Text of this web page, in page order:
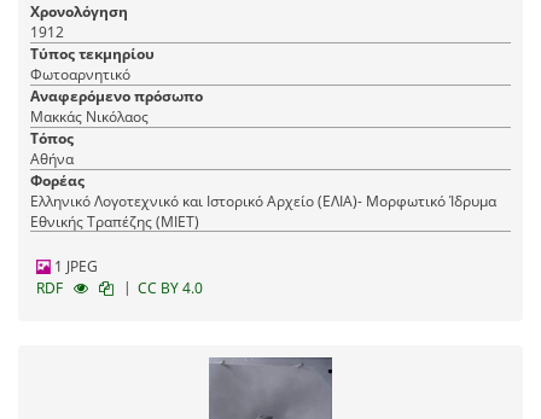
Χρονολόγηση
1912
Τύπος τεκμηρίου
Φωτοαρνητικό
Αναφερόμενο πρόσωπο
Μακκάς Νικόλαος
Τόπος
Αθήνα
Φορέας
Ελληνικό Λογοτεχνικό και Ιστορικό Αρχείο (ΕΛΙΑ)- Μορφωτικό Ίδρυμα
Εθνικής Τραπέζης (ΜΙΕΤ)
1 JPEG
RDF
| CC BY 4.0